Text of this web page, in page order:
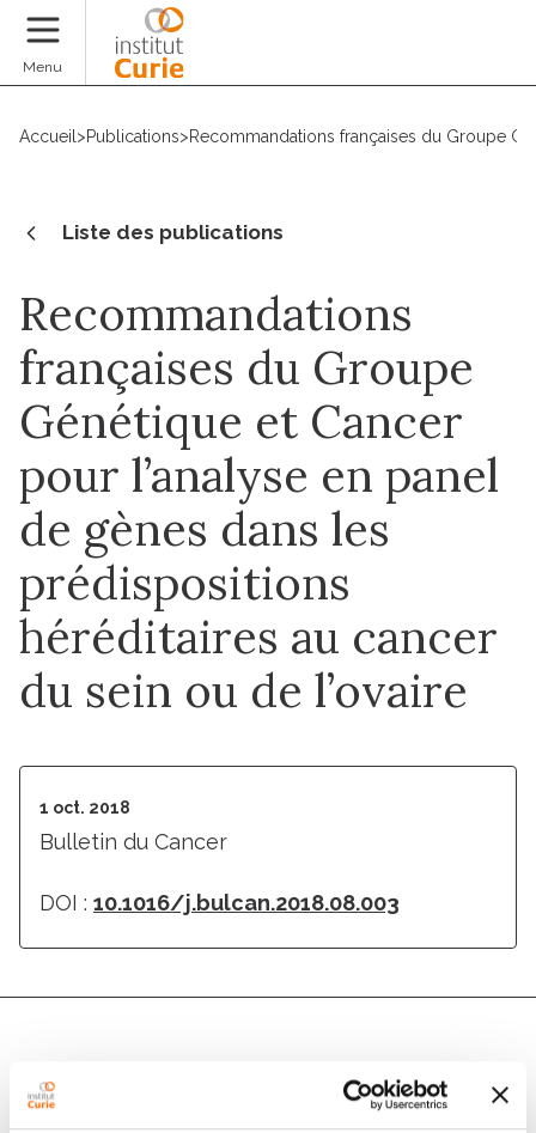
Menu
Accueil >Publications>Recommandations françaises du Groupe
Liste des publications
Recommandations
françaises du Groupe
Génétique et Cancer
pour l’analyse en panel
de gènes dans les
prédispositions
héréditaires au cancer
du sein ou de l’ovaire
1 oct. 2018
Bulletin du Cancer
DOI : 10.1016/j.bulcan.2018.08.003
Auteurs